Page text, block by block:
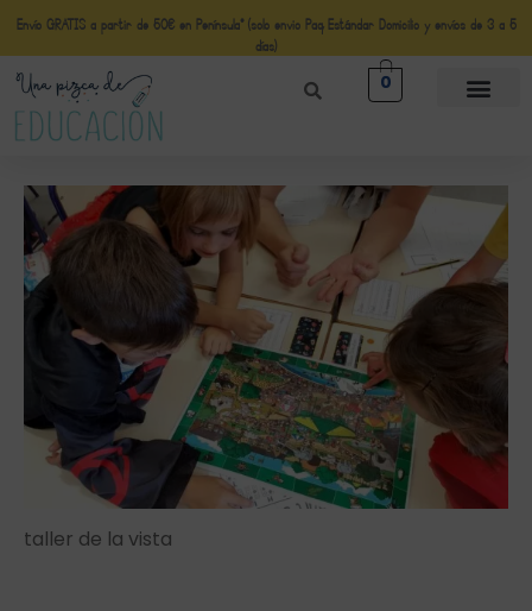
Envío GRATIS a partir de 50€ en Península* (solo envio Paq Estándar Domicilio y envíos de 3 a 5
días)
0
taller de la vista